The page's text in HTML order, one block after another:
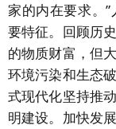
家的内在要求。
要特征。回顾历
的物质财富，但
环境污染和生态
式现代化坚持推
明建设。加快发